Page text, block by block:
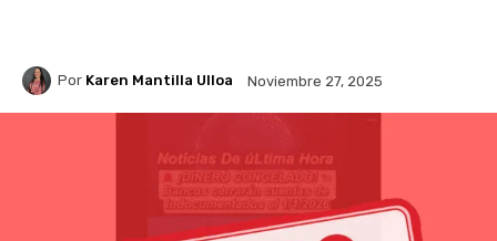
Por Karen Mantilla Ulloa Noviembre 27, 2025